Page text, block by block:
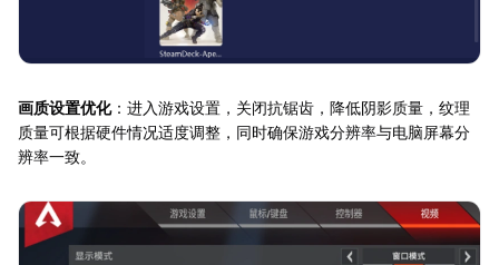
画质设置优化：进入游戏设置，关闭抗锯齿，降低阴影质量，纹理
质量可根据硬件情况适度调整，同时确保游戏分辨率与电脑屏幕分
辨率一致。